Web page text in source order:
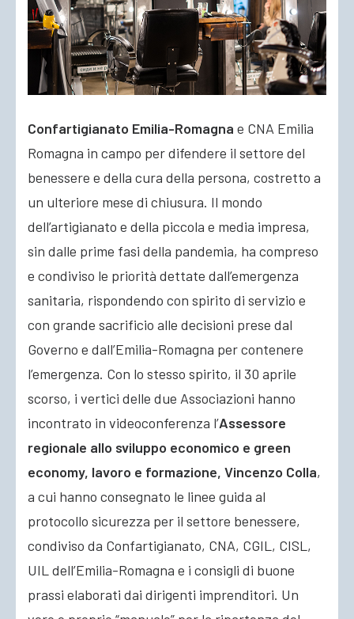
Confartigianato Emilia-Romagna e CNA Emilia
Romagna in campo per difendere il settore del
benessere e della cura della persona, costretto a
un ulteriore mese di chiusura. Il mondo
dell’artigianato e della piccola e media impresa,
sin dalle prime fasi della pandemia, ha compreso
e condiviso le priorità dettate dall’emergenza
sanitaria, rispondendo con spirito di servizio e
con grande sacrificio alle decisioni prese dal
Governo e dall’Emilia-Romagna per contenere
l’emergenza. Con lo stesso spirito, il 30 aprile
scorso, i vertici delle due Associazioni hanno
incontrato in videoconferenza l’Assessore
regionale allo sviluppo economico e green
economy, lavoro e formazione, Vincenzo Colla,
a cui hanno consegnato le linee guida al
protocollo sicurezza per il settore benessere,
condiviso da Confartigianato, CNA, CGIL, CISL,
UIL dell’Emilia-Romagna e i consigli di buone
prassi elaborati dai dirigenti imprenditori. Un